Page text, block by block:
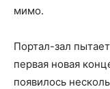
мимо.
Портал-зал
первая новая
появилось